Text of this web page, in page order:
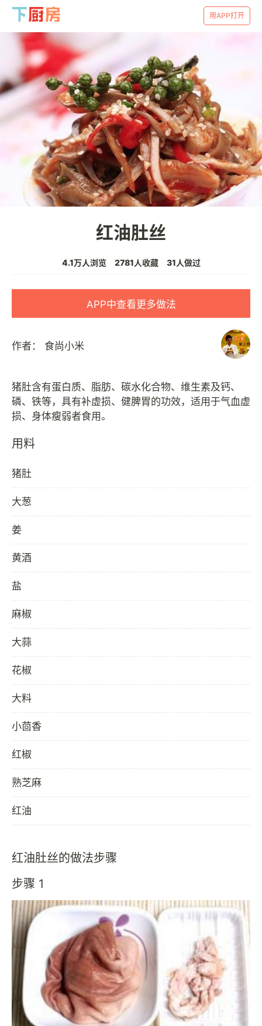
用APP打开
红油肚丝
4.1万人浏览 2781人收藏 31人做过
APP中查看更多做法
作者： 食尚小米
猪肚含有蛋白质、脂肪、碳水化合物、维生素及钙、
磷、铁等，具有补虚损、健脾胃的功效，适用于气血虚
用料
猪肚
大葱
姜
黄酒
盐
麻椒
大蒜
花椒
大料
小茴香
红椒
熟芝麻
红油
红油肚丝的做法步骤
步骤 1